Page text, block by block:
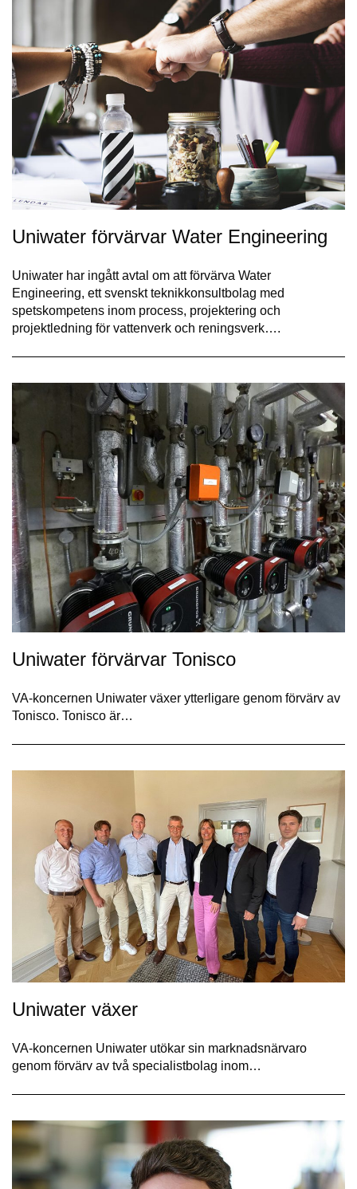
Uniwater förvärvar Water Engineering
Uniwater har ingått avtal om att förvärva Water
Engineering, ett svenskt teknikkonsultbolag med
spetskompetens inom process, projektering och
projektledning för vattenverk och reningsverk….
Uniwater förvärvar Tonisco
VA-koncernen Uniwater växer ytterligare genom förvärv av
Tonisco. Tonisco är…
Uniwater växer
VA-koncernen Uniwater utökar sin marknadsnärvaro
genom förvärv av två specialistbolag inom…